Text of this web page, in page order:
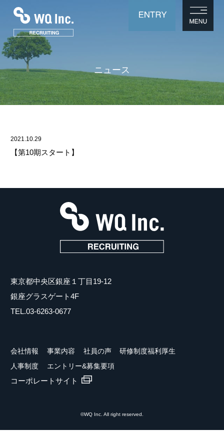
ニュース
2021.10.29
【第10期スタート】
東京都中央区銀座１丁目19-12
銀座グラスゲート4F
TEL.03-6263-0677
会社情報 事業内容 社員の声 研修制度福利厚生
人事制度
エントリー&募集要項
コーポレートサイト
©WQ Inc. All right reserved.